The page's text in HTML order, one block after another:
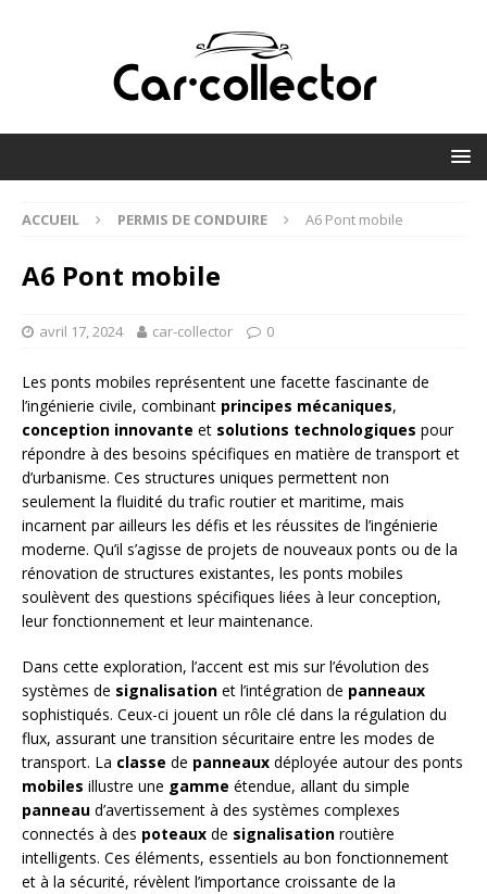
ACCUEIL PERMIS DE CONDUIRE A6 Pont mobile
A6 Pont mobile
avril 17, 2024 car-collector 0
Les ponts mobiles représentent une facette fascinante de
l’ingénierie civile, combinant principes mécaniques,
conception innovante et solutions technologiques pour
répondre à des besoins spécifiques en matière de transport et
d’urbanisme. Ces structures uniques permettent non
seulement la fluidité du trafic routier et maritime, mais
incarnent par ailleurs les défis et les réussites de l’ingénierie
moderne. Qu’il s’agisse de projets de nouveaux ponts ou de la
rénovation de structures existantes, les ponts mobiles
soulèvent des questions spécifiques liées à leur conception,
leur fonctionnement et leur maintenance.
Dans cette exploration, l’accent est mis sur l’évolution des
systèmes de signalisation et l’intégration de panneaux
sophistiqués. Ceux-ci jouent un rôle clé dans la régulation du
flux, assurant une transition sécuritaire entre les modes de
transport. La classe de panneaux déployée autour des ponts
mobiles illustre une gamme étendue, allant du simple
panneau d’avertissement à des systèmes complexes
connectés à des poteaux de signalisation routière
intelligents. Ces éléments, essentiels au bon fonctionnement
et à la sécurité, révèlent l’importance croissante de la